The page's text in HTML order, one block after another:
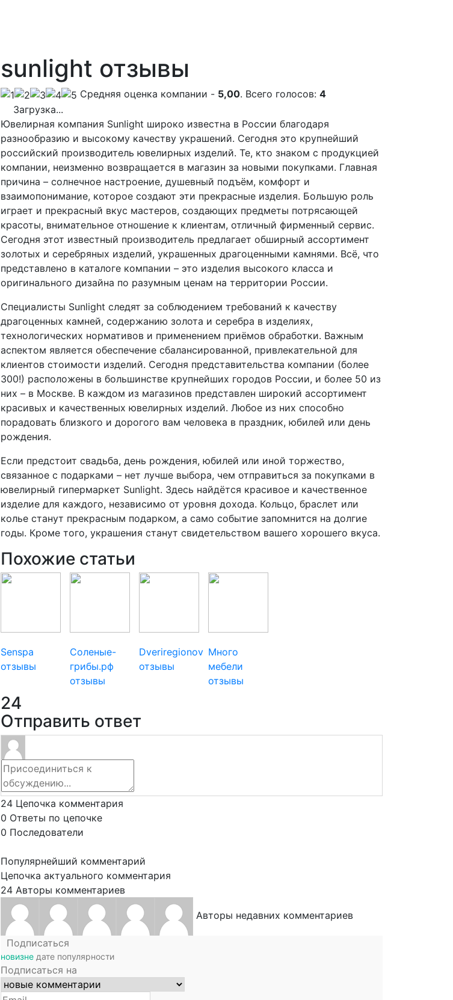
sunlight отзывы
Cредняя оценка компании - 5,00. Всего голосов: 4
Загрузка...
Ювелирная компания Sunlight широко известна в России благодаря
разнообразию и высокому качеству украшений. Сегодня это крупнейший
российский производитель ювелирных изделий. Те, кто знаком с продукцией
компании, неизменно возвращается в магазин за новыми покупками. Главная
причина – солнечное настроение, душевный подъём, комфорт и
взаимопонимание, которое создают эти прекрасные изделия. Большую роль
играет и прекрасный вкус мастеров, создающих предметы потрясающей
красоты, внимательное отношение к клиентам, отличный фирменный сервис.
Сегодня этот известный производитель предлагает обширный ассортимент
золотых и серебряных изделий, украшенных драгоценными камнями. Всё, что
представлено в каталоге компании – это изделия высокого класса и
оригинального дизайна по разумным ценам на территории России.
Специалисты Sunlight следят за соблюдением требований к качеству
драгоценных камней, содержанию золота и серебра в изделиях,
технологических нормативов и применением приёмов обработки. Важным
аспектом является обеспечение сбалансированной, привлекательной для
клиентов стоимости изделий. Сегодня представительства компании (более
300!) расположены в большинстве крупнейших городов России, и более 50 из
них – в Москве. В каждом из магазинов представлен широкий ассортимент
красивых и качественных ювелирных изделий. Любое из них способно
порадовать близкого и дорогого вам человека в праздник, юбилей или день
рождения.
Если предстоит свадьба, день рождения, юбилей или иной торжество,
связанное с подарками – нет лучше выбора, чем отправиться за покупками в
ювелирный гипермаркет Sunlight. Здесь найдётся красивое и качественное
изделие для каждого, независимо от уровня дохода. Кольцо, браслет или
колье станут прекрасным подарком, а само событие запомнится на долгие
годы. Кроме того, украшения станут свидетельством вашего хорошего вкуса.
Похожие статьи
Senspa
отзывы
Соленые-
грибы.рф
отзывы
Dveriregionov
отзывы
Много
мебели
отзывы
24
Отправить ответ
24 Цепочка комментария
0 Ответы по цепочке
0 Последователи
Популярнейший комментарий
Цепочка актуального комментария
24 Авторы комментариев
Авторы недавних комментариев
Подписаться
новизне дате популярности
Подписаться на